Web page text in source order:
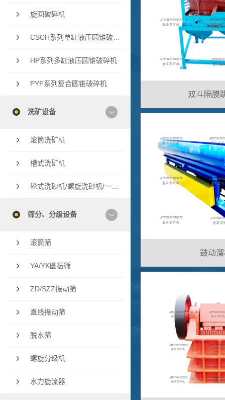
旋回破碎机
HP系列多缸液压圆锥破碎机
PYF系列复合圆锥破碎机
洗矿设备
滚筒洗矿机
槽式洗矿机
筛分、分级设备
滚筒筛
YA/YK圆振筛
ZD/SZZ振动筛
直线振动筛
脱水筛
螺旋分级机
水力旋流器
双斗隔膜
鼓动